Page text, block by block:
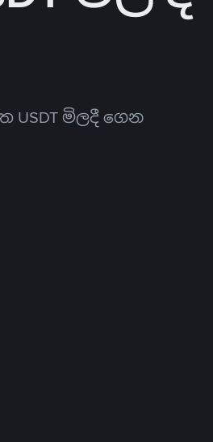
USDT මිලදී ගෙන